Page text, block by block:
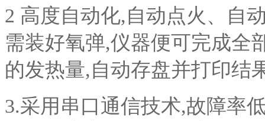
2 高度自动化,自动点火、自
需装好氧弹,仪器便可完成全
的发热量,自动存盘并打印结
3.采用串口通信技术,故障率